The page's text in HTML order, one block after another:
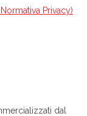
Privacy)
dal